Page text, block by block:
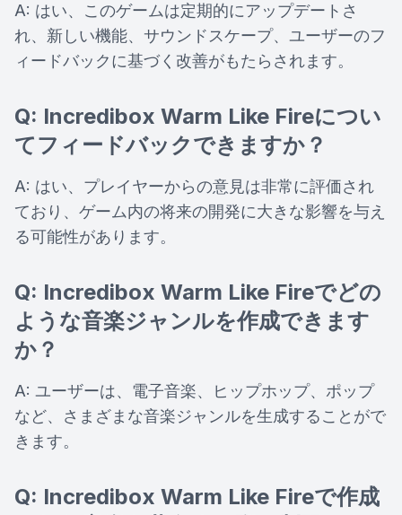
A: はい、このゲームは定期的にアップデートさ
れ、新しい機能、サウンドスケープ、ユーザーのフ
ィードバックに基づく改善がもたらされます。
Q: Incredibox Warm Like Fireについ
てフィードバックできますか？
A: はい、プレイヤーからの意見は非常に評価され
ており、ゲーム内の将来の開発に大きな影響を与え
る可能性があります。
Q: Incredibox Warm Like Fireでどの
ような音楽ジャンルを作成できます
か？
A: ユーザーは、電子音楽、ヒップホップ、ポップ
など、さまざまな音楽ジャンルを生成することがで
きます。
Q: Incredibox Warm Like Fireで作成